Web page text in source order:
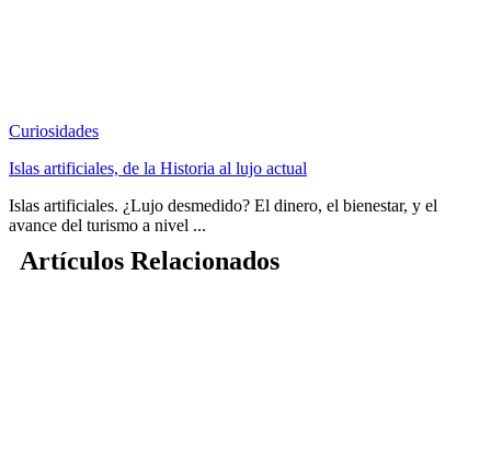
Curiosidades
Islas artificiales, de la Historia al lujo actual
Islas artificiales. ¿Lujo desmedido? El dinero, el bienestar, y el
avance del turismo a nivel ...
Artículos Relacionados